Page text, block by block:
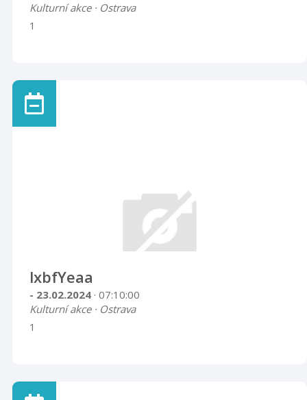
Kulturní akce · Ostrava
1
lxbfYeaa
- 23.02.2024 · 07:10:00
Kulturní akce · Ostrava
1